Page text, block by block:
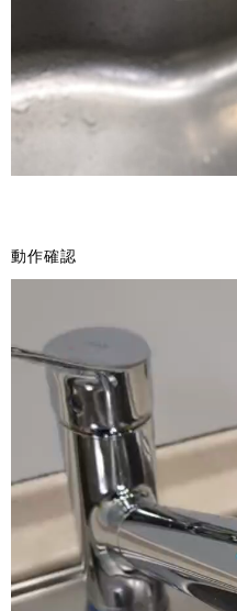
動作確認
レ